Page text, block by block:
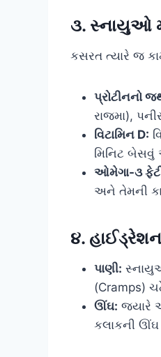
૩. સ્નાયુઓ
કસરત ત્યારે જ
પ્રોટીનનો
રાજમા),
વિટામિન D:
મિનિટ બેસવું
ઓમેગા-૩
અને તેમની
૪.
પાણી:
(Cramps)
ઊંઘ: જ્યારે
કલાકની ઊંઘ